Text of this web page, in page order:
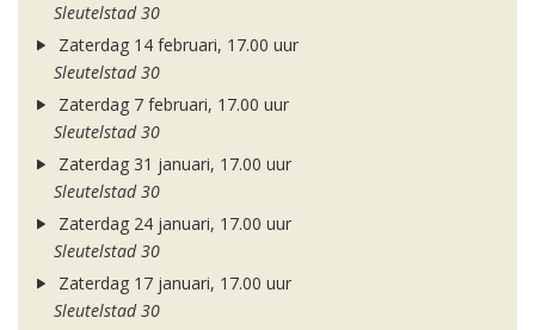
Sleutelstad 30
Zaterdag 14 februari, 17.00 uur
Sleutelstad 30
Zaterdag 7 februari, 17.00 uur
Sleutelstad 30
Zaterdag 31 januari, 17.00 uur
Sleutelstad 30
Zaterdag 24 januari, 17.00 uur
Sleutelstad 30
Zaterdag 17 januari, 17.00 uur
Sleutelstad 30